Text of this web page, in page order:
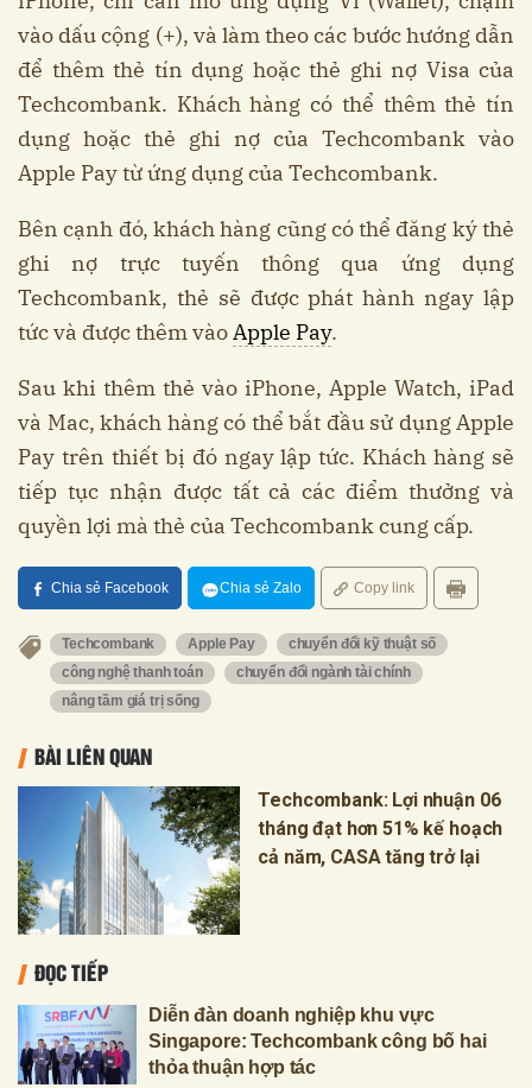
vào dấu cộng (+), và làm theo các bước hướng dẫn
để thêm thẻ tín dụng hoặc thẻ ghi nợ Visa của
Techcombank. Khách hàng có thể thêm thẻ tín
dụng hoặc thẻ ghi nợ của Techcombank vào
Apple Pay từ ứng dụng của Techcombank.
Bên cạnh đó, khách hàng cũng có thể đăng ký thẻ
ghi nợ trực tuyến thông qua ứng dụng
Techcombank, thẻ sẽ được phát hành ngay lập
tức và được thêm vàoApple Pay.
Sau khi thêm thẻ vào iPhone, Apple Watch, iPad
và Mac, khách hàng có thể bắt đầu sử dụng Apple
Pay trên thiết bị đó ngay lập tức. Khách hàng sẽ
tiếp tục nhận được tất cả các điểm thưởng và
quyền lợi mà thẻ của Techcombank cung cấp.
Chia sẻ Facebook Chia sẻ Zalo Copy link
Techcombank Apple Pay
chuyển đổi kỹ thuật số
công nghệ thanh toán
chuyển đổi ngành tài chính
nâng tầm giá trị sống
BÀI LIÊN QUAN
Techcombank: Lợi nhuận 06
tháng đạt hơn 51% kế hoạch
cả năm, CASA tăng trở lại
ĐỌC TIẾP
Diễn đàn doanh nghiệp khu vực
Singapore: Techcombank công bố hai
thỏa thuận hợp tác